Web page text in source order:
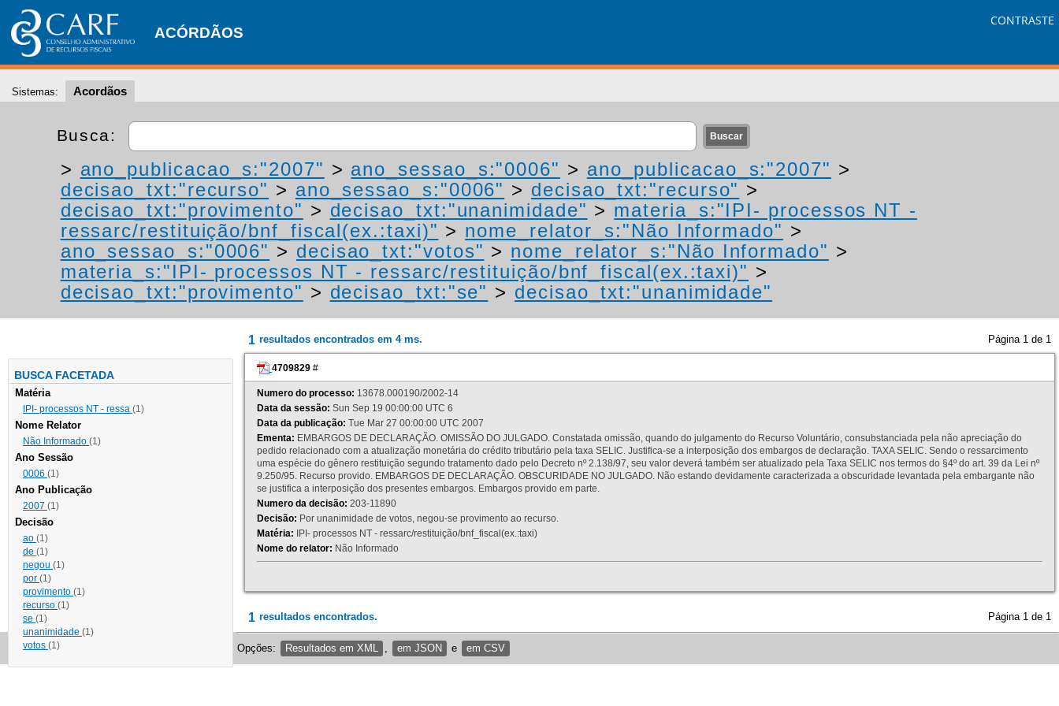
ACÓRDÃOS
CONTRASTE
Sistemas: Acordãos
Busca:
> ano_publicacao_s:"2007" > ano_sessao_s:"0006" > ano_publicacao_s:"2007" >
decisao_txt:"recurso" > ano_sessao_s:"0006" > decisao_txt:"recurso" >
decisao_txt:"provimento" > decisao_txt:"unanimidade" > materia_s:"IPI- processos NT -
ressarc/restituição/bnf_fiscal(ex.:taxi)" > nome_relator_s:"Não Informado" >
ano_sessao_s:"0006" > decisao_txt:"votos" > nome_relator_s:"Não Informado" >
materia_s:"IPI- processos NT - ressarc/restituição/bnf_fiscal(ex.:taxi)" >
decisao_txt:"provimento" > decisao_txt:"se" > decisao_txt:"unanimidade"
BUSCA FACETADA
Matéria
IPI- processos NT - ressa (1)
Nome Relator
Não Informado (1)
Ano Sessão
0006 (1)
Ano Publicação
2007 (1)
Decisão
ao (1)
de (1)
negou (1)
por (1)
provimento (1)
recurso (1)
se (1)
unanimidade (1)
votos (1)
1 resultados encontrados em 4 ms. Página 1 de 1
4709829 #
Numero do processo: 13678.000190/2002-14
Data da sessão: Sun Sep 19 00:00:00 UTC 6
Data da publicação: Tue Mar 27 00:00:00 UTC 2007
Ementa: EMBARGOS DE DECLARAÇÃO. OMISSÃO DO JULGADO. Constatada omissão, quando do julgamento do Recurso Voluntário, consubstanciada pela não apreciação do
pedido relacionado com a atualização monetária do crédito tributário pela taxa SELIC. Justifica-se a interposição dos embargos de declaração. TAXA SELIC. Sendo o ressarcimento
uma espécie do gênero restituição segundo tratamento dado pelo Decreto nº 2.138/97, seu valor deverá também ser atualizado pela Taxa SELIC nos termos do §4º do art. 39 da Lei nº
9.250/95. Recurso provido. EMBARGOS DE DECLARAÇÃO. OBSCURIDADE NO JULGADO. Não estando devidamente caracterizada a obscuridade levantada pela embargante não
se justifica a interposição dos presentes embargos. Embargos provido em parte.
Numero da decisão: 203-11890
Decisão: Por unanimidade de votos, negou-se provimento ao recurso.
Matéria: IPI- processos NT - ressarc/restituição/bnf_fiscal(ex.:taxi)
Nome do relator: Não Informado
1 resultados encontrados. Página 1 de 1
Opções: Resultados em XML em JSON e em CSV